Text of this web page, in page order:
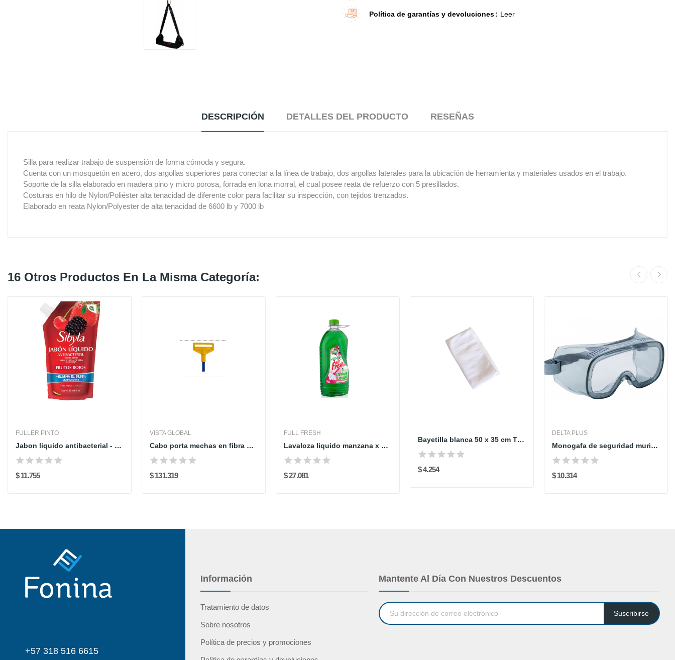
Política de garantías y devoluciones Leer
DESCRIPCIÓN DETALLES DEL PRODUCTO RESEÑAS
Silla para realizar trabajo de suspensión de forma cómoda y segura.
Cuenta con un mosquetón en acero, dos argollas superiores para conectar a la línea de trabajo, dos argollas laterales para la ubicación de herramienta y materiales usados en el trabajo.
Soporte de la silla elaborado en madera pino y micro porosa, forrada en lona morral, el cual posee reata de refuerzo con 5 presillados.
Costuras en hilo de Nylon/Poliéster alta tenacidad de diferente color para facilitar su inspección, con tejidos trenzados.
Elaborado en reata Nylon/Polyester de alta tenacidad de 6600 lb y 7000 lb
16 Otros Productos En La Misma Categoría:
FULLER PINTO
Jabon liquido antibacterial - Frutos rojos - x...
$ 11.755
VISTA GLOBAL
Cabo porta mechas en fibra de vidrio para mopas...
$ 131.319
FULL FRESH
Lavaloza liquido manzana x 2000 ml ref 145439...
$ 27.081
Bayetilla blanca 50 x 35 cm TRAPISOL
$ 4.254
DELTA PLUS
Monogafa de seguridad muria lente claro...
$ 10.314
+57 318 516 6615
Información
Tratamiento de datos
Sobre nosotros
Política de precios y promociones
Mantente Al Día Con Nuestros Descuentos
Suscribirse